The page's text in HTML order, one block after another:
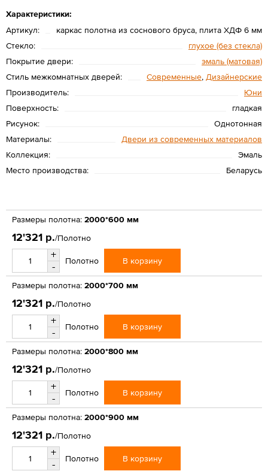
Характеристики:
Артикул:
каркас полотна из соснового бруса, плита ХДФ 6 мм
Стекло:
глухое (без стекла)
Покрытие двери:
эмаль (матовая)
Стиль межкомнатных дверей:
Современные, Дизайнерские
Производитель:
Юни
Поверхность:
гладкая
Рисунок:
Однотонная
Материалы:
Двери из современных материалов
Коллекция:
Эмаль
Место производства:
Беларусь
Размеры полотна: 2000*600 мм
12'321 р./Полотно
+
-
Полотно В корзину
Размеры полотна: 2000*700 мм
12'321 р./Полотно
+
-
Полотно В корзину
Размеры полотна: 2000*800 мм
12'321 р./Полотно
+
-
Полотно В корзину
Размеры полотна: 2000*900 мм
12'321 р./Полотно
+
-
Полотно В корзину